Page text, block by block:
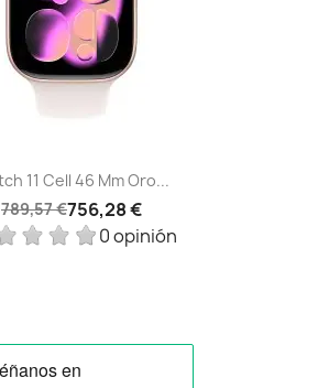
11 Cell 46 Mm Oro...
789,57 €756,28 €
0 opinión